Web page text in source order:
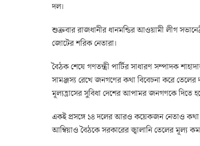
দল।
শুক্রবার রাজধানীর ধানমন্ডির আওয়ামী লীগ
জোটের শরিক নেতারা।
বৈঠক শেষে গণতন্ত্রী পার্টির সাধারণ সম্পাদক
সামঞ্জস্য রেখে জনগণের কথা বিবেচনা করে তেলের
মূল্যহ্রাসের সুবিধা দেশের আপামর জনগণকে দিতে
একই প্রসঙ্গে ১৪ দলের আরও কয়েকজন নেতাও
আম্বিয়াও বৈঠকে সরকারের জ্বালানি তেলের মূল্য